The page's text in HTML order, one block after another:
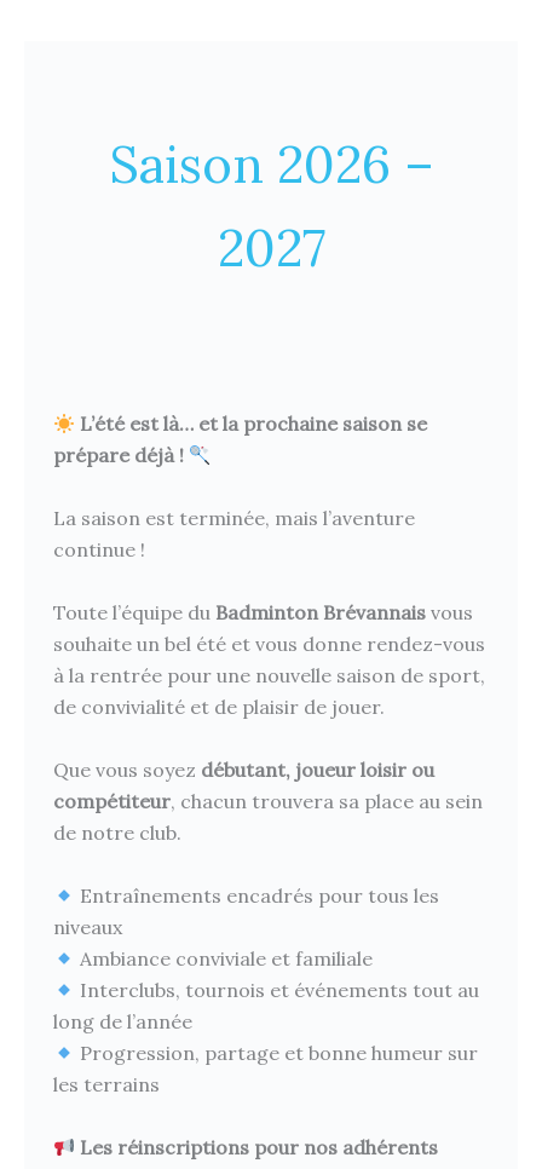
Saison 2026 –
2027
L’été est là… et la prochaine saison se
prépare déjà !
La saison est terminée, mais l’aventure
continue !
Toute l’équipe du Badminton Brévannais vous
souhaite un bel été et vous donne rendez-vous
à la rentrée pour une nouvelle saison de sport,
de convivialité et de plaisir de jouer.
Que vous soyez débutant, joueur loisir ou
compétiteur, chacun trouvera sa place au sein
de notre club.
Entraînements encadrés pour tous les
niveaux
Ambiance conviviale et familiale
Interclubs, tournois et événements tout au
long de l’année
Progression, partage et bonne humeur sur
les terrains
Les réinscriptions pour nos adhérents